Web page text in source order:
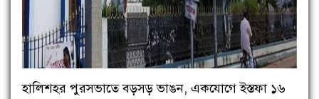
হালিশহর পুরসভাতে বড়সড় ভাঙন, একযোগে ইস্তফা ১৬